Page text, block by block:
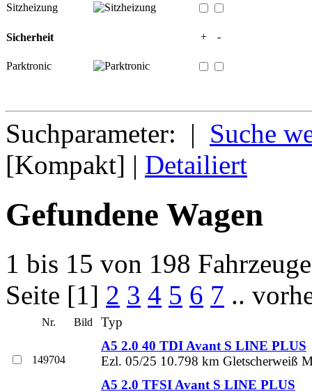
Sitzheizung
Sicherheit + -
Parktronic
Suchparameter: | Suche
[Kompakt] | Detailiert
Gefundene Wagen
1 bis 15 von 198
Seite [1] 2 3 4 5 6 7 ..
Nr. Bild Typ
149704
A5 2.0 40 TDI Avant S LINE PLUS
Ezl. 05/25 10.798 km Gletscherweiß
A5 2.0 TFSI Avant S LINE PLUS